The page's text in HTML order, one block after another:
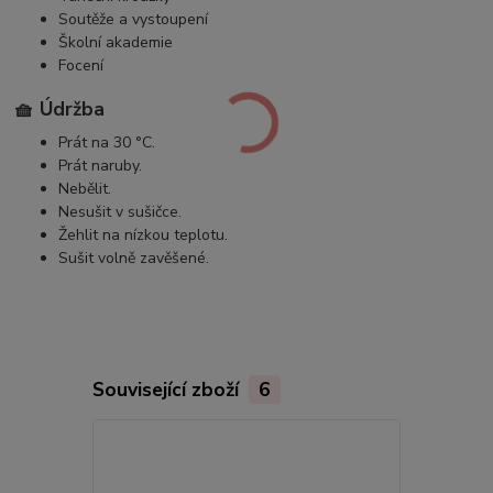
Soutěže a vystoupení
Školní akademie
Focení
🧺 Údržba
Prát na 30 °C.
Prát naruby.
Nebělit.
Nesušit v sušičce.
Žehlit na nízkou teplotu.
Sušit volně zavěšené.
Související zboží 6